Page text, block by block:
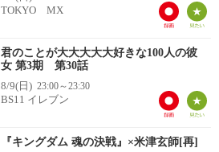
TOKYO MX
君のことが大大大大大好きな100人の彼
女 第3期 第30話
8/9(日) 23:00～23:30
BS11 イレブン
『キングダム 魂の決戦』×米津玄師[再]